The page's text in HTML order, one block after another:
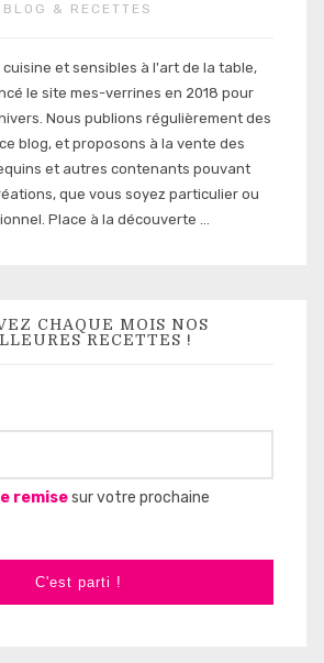
BLOG & RECETTES
et sensibles à l'art de la table,
le site mes-verrines en 2018 pour
Nous publions régulièrement des
blog, et proposons à la vente des
et autres contenants pouvant
que vous soyez particulier ou
Place à la découverte ...
CHAQUE MOIS NOS
RECETTES !
remisesur votre prochaine
C'est parti !